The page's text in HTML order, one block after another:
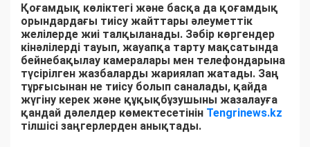
Қоғамдық көліктегі және басқа да қоғамдық
орындардағы тиісу жайттары әлеуметтік
желілерде жиі талқыланады. Зәбір көргендер
кінәлілерді тауып, жауапқа тарту мақсатында
бейнебақылау камералары мен телефондарына
түсірілген жазбаларды жариялап жатады. Заң
тұрғысынан не тиісу болып саналады, қайда
жүгіну керек және құқықбұзушыны жазалауға
қандай дәлелдер көмектесетінін Tengrinews.kz
тілшісі заңгерлерден анықтады.